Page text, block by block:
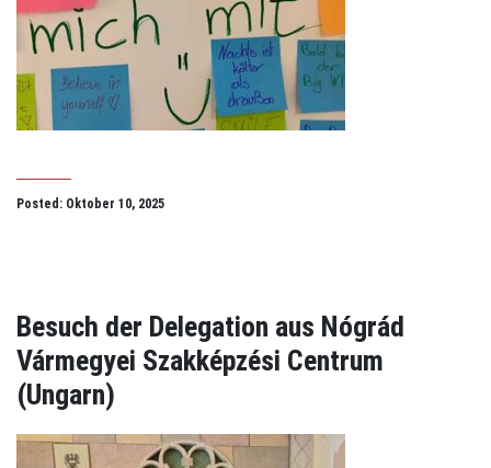
Posted: Oktober 10, 2025
Besuch der Delegation aus Nógrád
Vármegyei Szakképzési Centrum
(Ungarn)